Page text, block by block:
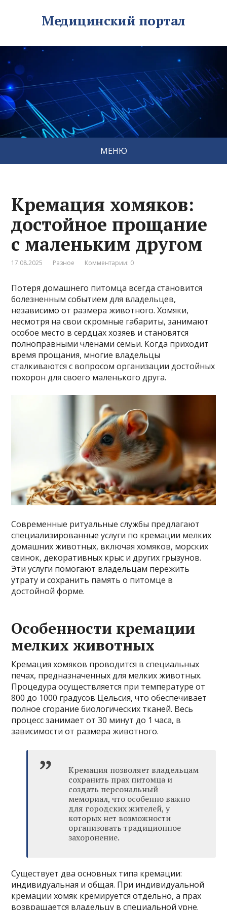
Медицинский портал
МЕНЮ
Кремация хомяков:
достойное прощание
с маленьким другом
17.08.2025 Разное Комментарии: 0
Потеря домашнего питомца всегда становится
болезненным событием для владельцев,
независимо от размера животного. Хомяки,
несмотря на свои скромные габариты, занимают
особое место в сердцах хозяев и становятся
полноправными членами семьи. Когда приходит
время прощания, многие владельцы
сталкиваются с вопросом организации достойных
похорон для своего маленького друга.
Современные ритуальные службы предлагают
специализированные услуги по кремации мелких
домашних животных, включая хомяков, морских
свинок, декоративных крыс и других грызунов.
Эти услуги помогают владельцам пережить
утрату и сохранить память о питомце в
достойной форме.
Особенности кремации
мелких животных
Кремация хомяков проводится в специальных
печах, предназначенных для мелких животных.
Процедура осуществляется при температуре от
800 до 1000 градусов Цельсия, что обеспечивает
полное сгорание биологических тканей. Весь
процесс занимает от 30 минут до 1 часа, в
зависимости от размера животного.
Кремация позволяет владельцам
сохранить прах питомца и
создать персональный
мемориал, что особенно важно
для городских жителей, у
которых нет возможности
организовать традиционное
захоронение.
Существует два основных типа кремации:
индивидуальная и общая. При индивидуальной
кремации хомяк кремируется отдельно, а прах
возвращается владельцу в специальной урне.